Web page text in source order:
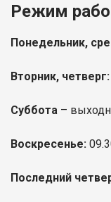
Режим
Понедельник,
Вторник, четверг:
Суббота –
Воскресенье:
Последний